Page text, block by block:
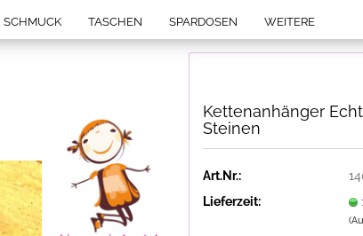
SCHMUCK TASCHEN SPARDOSEN WEITERE
Kettenanhänger
Steinen
Art.Nr.:
Lieferzeit: